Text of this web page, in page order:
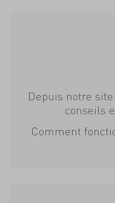
Depuis notre
conseils
Comment